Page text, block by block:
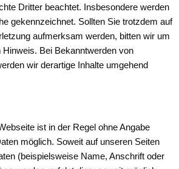
Dritter beachtet. Insbesondere werden
gekennzeichnet. Sollten Sie trotzdem auf
aufmerksam werden, bitten wir um
Bei Bekanntwerden von
wir derartige Inhalte umgehend
ist in der Regel ohne Angabe
möglich. Soweit auf unseren Seiten
(beispielsweise Name, Anschrift oder